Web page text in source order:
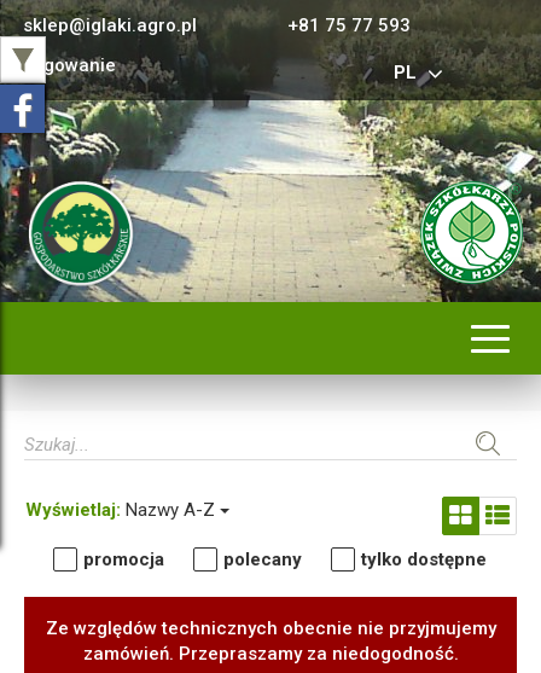
sklep@iglaki.agro.pl
+81 75 77 593
Logowanie
PL
Wyświetlaj: Nazwy A-Z
promocja polecany tylko dostępne
Ze względów technicznych obecnie nie przyjmujemy
zamówień. Przepraszamy za niedogodność.